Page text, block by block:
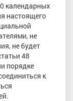
календарных
настоящего
не
не будет
48
порядке
к